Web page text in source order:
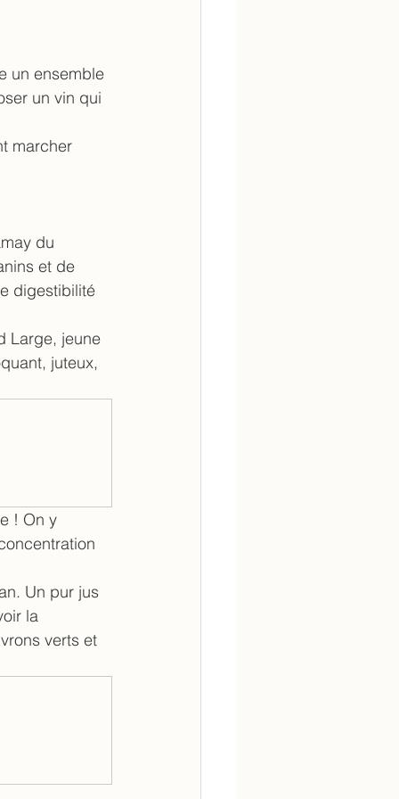
un ensemble
un vin qui
marcher
du
et de
digestibilité
Large, jeune
juteux,
! On y
Un pur jus
la
verts et